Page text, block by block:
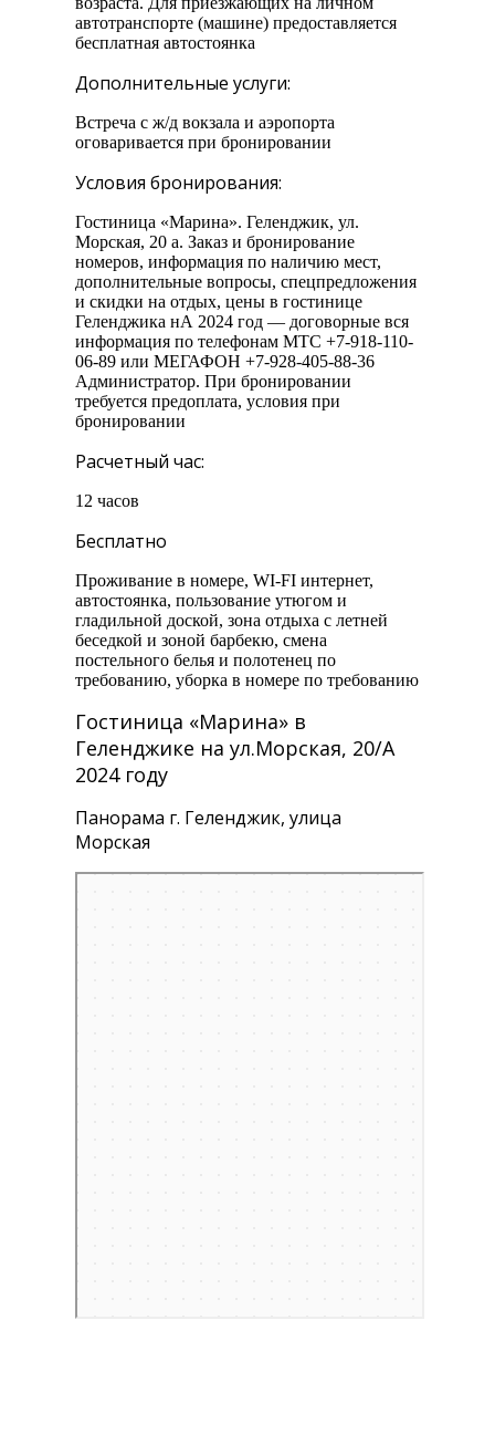
автотранспорте (машине) предоставляется
бесплатная автостоянка
Дополнительные услуги:
Встреча с ж/д вокзала и аэропорта
оговаривается при бронировании
Условия бронирования:
Гостиница «Марина». Геленджик, ул.
Морская, 20 а. Заказ и бронирование
номеров, информация по наличию мест,
дополнительные вопросы, спецпредложения
и скидки на отдых, цены в гостинице
Геленджика нА 2024 год — договорные вся
информация по телефонам МТС +7-918-110-
06-89 или МЕГАФОН +7-928-405-88-36
Администратор. При бронировании
требуется предоплата, условия при
бронировании
Расчетный час:
12 часов
Бесплатно
Проживание в номере, WI-FI интернет,
автостоянка, пользование утюгом и
гладильной доской, зона отдыха с летней
беседкой и зоной барбекю, смена
постельного белья и полотенец по
требованию, уборка в номере по требованию
Гостиница «Марина» в
Геленджике на ул.Морская, 20/А
2024 году
Панорама г. Геленджик, улица
Морская